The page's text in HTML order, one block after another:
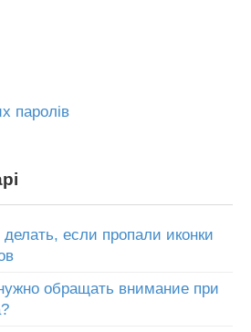
паролів
делать, если пропали иконки
обращать внимание при